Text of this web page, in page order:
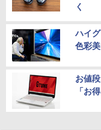
く
ハイ
色彩
お値
「お